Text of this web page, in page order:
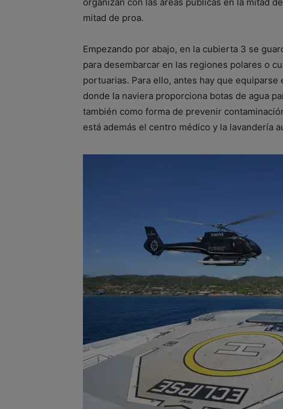
mitad de proa.
Empezando por abajo, en la cubierta 3 se
para desembarcar en las regiones polares o
portuarias. Para ello, antes hay que
donde la naviera proporciona botas de agua
también como forma de prevenir
está además el centro médico y la lavandería